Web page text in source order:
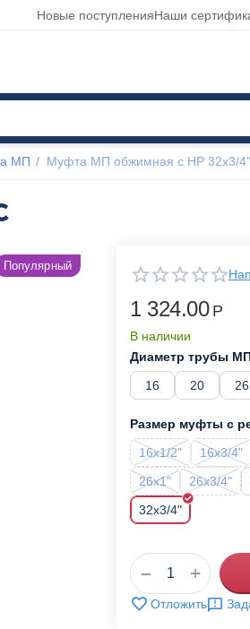
Новые поступленияНаши
МП / Муфта МП обжимная с НР 32x3/4"
Популярный
1 324.00 Р
В наличии
Диаметр трубы
16
20 26
Размер муфты с
16x1/2"
16x3/4"
26x1"
26x3/4"
32x3/4"
+
−
Отложить